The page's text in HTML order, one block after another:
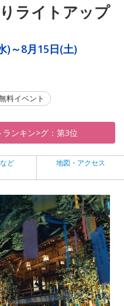
ライトアップ
)～8月15日(土)
料イベント
ンキン>グ：第3位
ど 地図・アクセス